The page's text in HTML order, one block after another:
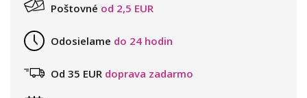
Poštovné od 2,5 EUR
Odosielame do 24 hodin
Od 35 EUR doprava zadarmo